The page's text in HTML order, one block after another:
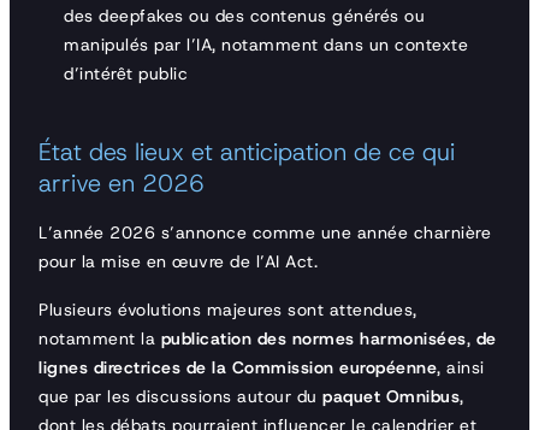
des deepfakes ou des contenus générés ou
manipulés par l’IA, notamment dans un contexte
d’intérêt public
État des lieux et anticipation de ce qui
arrive en 2026
L’année 2026 s’annonce comme une année charnière
pour la mise en œuvre de l’AI Act.
Plusieurs évolutions majeures sont attendues,
notamment la publication des normes harmonisées, de
lignes directrices de la Commission européenne, ainsi
que par les discussions autour du paquet Omnibus,